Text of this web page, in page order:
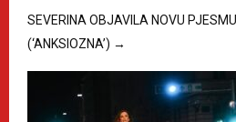
SEVERINA OBJAVILA NOVU PJESMU
(‘ANKSIOZNA’) →